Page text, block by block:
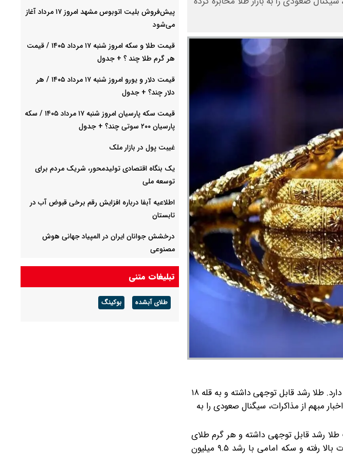
قیمت طلا و سکه امروز سه شنبه ۸ اردیبهشت ۱۴۰۵ روند افزایشی دارد. طلا رشد قابل توجهی داشته و به قله ۱۸
اخبار مبهم از مذاکرات، سیگنال صعودی را به
شده است. قیمت طلا رشد قابل توجهی داشته و هر گرم طلای
۱۸ عیار در ارتفاع ۱۸ میلیون و ۲۰۰ هزار تومانی معامله می‌شود. قیمت سکه نیز در تمامی قطعات بالا رفته و سکه امامی با رشد ۹.۵ میلیون
پیش‌فروش بلیت اتوبوس مشهد امروز ۱۷ مرداد آغاز
می‌شود
قیمت طلا و سکه امروز شنبه ۱۷ مرداد ۱۴۰۵ / قیمت
هر گرم طلا چند ؟ + جدول
قیمت دلار و یورو امروز شنبه ۱۷ مرداد ۱۴۰۵ / هر
دلار چند؟ + جدول
قیمت سکه پارسیان امروز شنبه ۱۷ مرداد ۱۴۰۵ / سکه
پارسیان ۲۰۰ سوتی چند؟ + جدول
غیبت پول در بازار ملک
یک بنگاه اقتصادی تولیدمحور، شریک مردم برای
توسعه ملی
اطلاعیه آبفا درباره افزایش رقم برخی قبوض آب در
تابستان
درخشش جوانان ایران در المپیاد جهانی هوش
مصنوعی
نسخه دانش‌بنیان برای عبور قطعه‌سازی از بازار
داخلی
تبلیغات متنی
طلای آبشده بوکینگ